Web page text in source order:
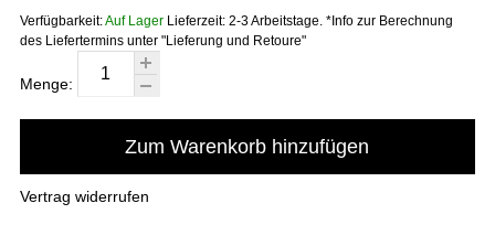
Verfügbarkeit:Auf Lager Lieferzeit: 2-3 Arbeitstage. *Info zur Berechnung
des Liefertermins unter "Lieferung und Retoure"
Menge:
Zum Warenkorb hinzufügen
Vertrag widerrufen